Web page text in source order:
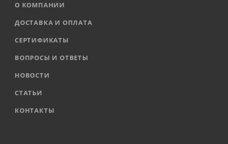
О КОМПАНИИ
ДОСТАВКА И ОПЛАТА
СЕРТИФИКАТЫ
ВОПРОСЫ И ОТВЕТЫ
НОВОСТИ
СТАТЬИ
КОНТАКТЫ